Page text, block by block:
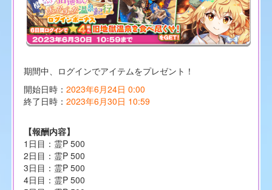
期間中、ログインでアイテムをプレゼント！
開始日時： 2023年6月24日 0:00
終了日時： 2023年6月30日 10:59
【報酬内容】
1日目：霊P 500
2日目：霊P 500
3日目：霊P 500
4日目：霊P 500